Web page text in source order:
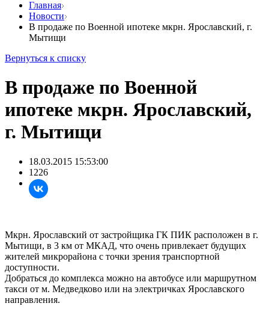
Главная
Новости
В продаже по Военной ипотеке мкрн. Ярославский, г.
Мытищи
Вернуться к списку
В продаже по Военной
ипотеке мкрн. Ярославский,
г. Мытищи
18.03.2015 15:53:00
1226
Мкрн. Ярославский от застройщика ГК ПИК расположен в г.
Мытищи, в 3 км от МКАД, что очень привлекает будущих
жителей микрорайона с точки зрения транспортной
доступности.
Добраться до комплекса можно на автобусе или маршрутном
такси от м. Медведково или на электричках Ярославского
направления.